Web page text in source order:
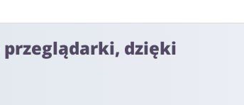
dzięki